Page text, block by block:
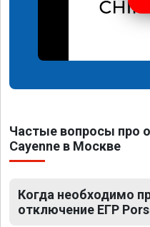
Частые вопросы про
Cayenne в Москве
Когда необходимо
отключение ЕГР